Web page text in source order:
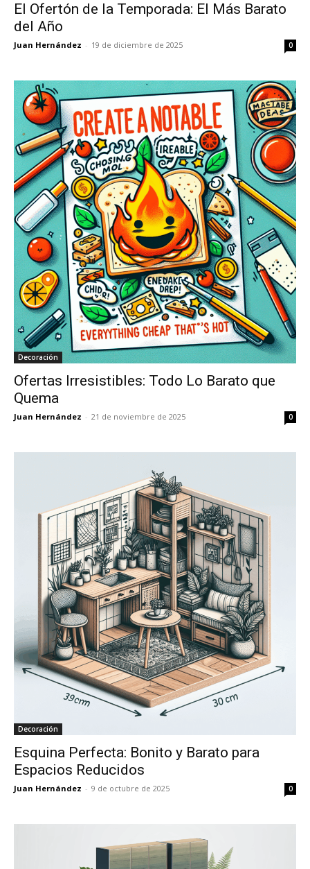
El Ofertón de la Temporada: El Más Barato
del Año
Juan Hernández - 19 de diciembre de 2025 0
Decoración
Ofertas Irresistibles: Todo Lo Barato que
Quema
Juan Hernández - 21 de noviembre de 2025 0
Decoración
Esquina Perfecta: Bonito y Barato para
Espacios Reducidos
Juan Hernández - 9 de octubre de 2025 0